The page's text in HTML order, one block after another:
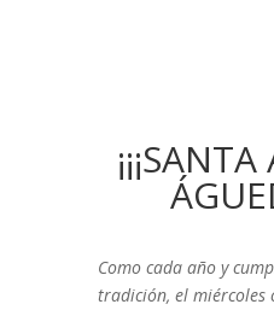
Como cada año y
tradición, el miércoles